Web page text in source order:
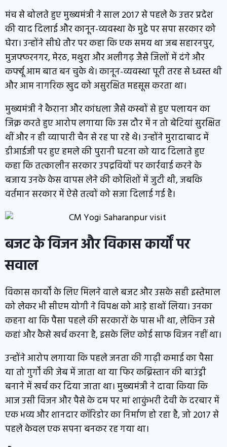
मंच से बोलते हुए मुख्यमंत्री ने साल 2017 से पहले के उत्तर प्रदेश
की याद दिलाई और कानून-व्यवस्था के मुद्दे पर सपा सरकार को
घेरा। उन्होंने सीधे तौर पर कहा कि एक समय था जब सहारनपुर,
मुजफ्फरनगर, मेरठ, मथुरा और अलीगढ़ जैसे जिलों में दंगे और
कर्फ्यू आम बात बन चुके थे। कानून-व्यवस्था पूरी तरह से ध्वस्त थी
और आम नागरिक खुद को असुरक्षित महसूस करता था।
मुख्यमंत्री ने कैराना और कांधला जैसे कस्बों से हुए पलायन का
जिक्र करते हुए आरोप लगाया कि उस दौर में न तो बेटियां सुरक्षित
थीं और न ही व्यापारी चैन से रह पा रहे थे। उन्होंने मुरादाबाद में
डीआईजी पर हुए हमले की पुरानी घटना को याद दिलाते हुए
कहा कि तत्कालीन सरकार उपद्रवियों पर कार्रवाई करने के
बजाय उनके केस वापस लेने की कोशिशों में जुटी थी, जबकि
वर्तमान सरकार में ऐसे तत्वों को सजा दिलाई गई है।
बजट के विजन और विकास कार्यों पर
सवाल
विकास कार्यों के लिए मिलने वाले बजट और उसके सही इस्तेमाल
को लेकर भी सीएम योगी ने विपक्ष को आड़े हाथों लिया। उनका
कहना था कि पैसा पहले की सरकारों के पास भी था, लेकिन उसे
कहां और कैसे खर्च करना है, इसके लिए कोई साफ विजन नहीं था।
उन्होंने आरोप लगाया कि पहले जनता की गाढ़ी कमाई का पैसा
या तो गुर्गों की जेब में जाता था या फिर कब्रिस्तान की बाउंड्री
बनाने में खर्च कर दिया जाता था। मुख्यमंत्री ने दावा किया कि
आज उसी विजन और पैसे के दम पर मां शाकुंभरी देवी के दरबार में
एक भव्य और शानदार कॉरिडोर का निर्माण हो रहा है, जो 2017 से
पहले केवल एक सपना बनकर रह गया था।